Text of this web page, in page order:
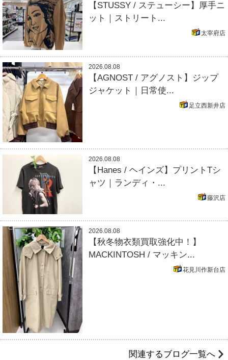
【STUSSY / ステューシー】厚手ニ
ット｜ストリート...
太宰府店
2026.08.08
【AGNOST / アグノスト】ジップ
ジャケット｜日常使...
足立西新井店
2026.08.08
【Hanes / ヘインズ】プリントTシ
ャツ｜ランディ・...
藤沢店
2026.08.08
【秋冬物衣類買取強化中！】
MACKINTOSH / マッキン...
花見川作新台店
関連するブログ一覧へ